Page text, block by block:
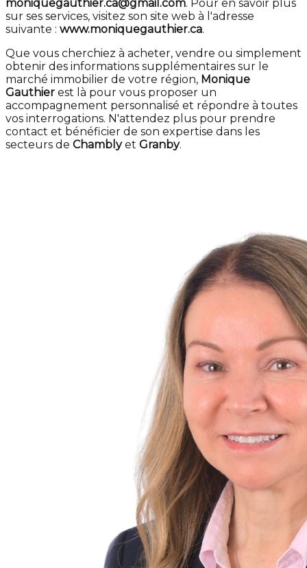
moniquegauthier.ca@gmail.com. Pour en savoir plus
sur ses services, visitez son site web à l'adresse
suivante : www.moniquegauthier.ca.
Que vous cherchiez à acheter, vendre ou simplement
obtenir des informations supplémentaires sur le
marché immobilier de votre région, Monique
Gauthier est là pour vous proposer un
accompagnement personnalisé et répondre à toutes
vos interrogations. N'attendez plus pour prendre
contact et bénéficier de son expertise dans les
secteurs de Chamblyet Granby.